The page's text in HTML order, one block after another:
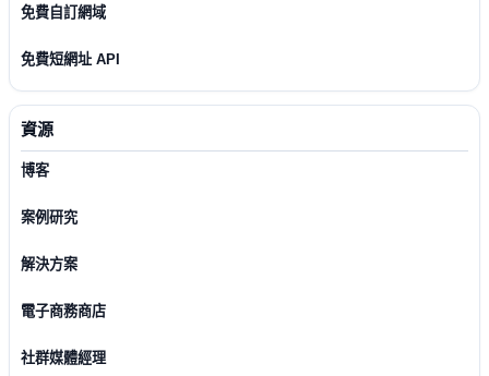
免費自訂網域
免費短網址 API
資源
博客
案例研究
解決方案
電子商務商店
社群媒體經理